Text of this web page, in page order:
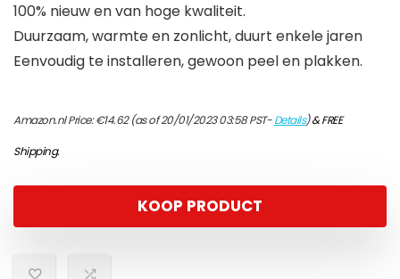
100% nieuw en van hoge kwaliteit.
Duurzaam, warmte en zonlicht, duurt enkele jaren
Eenvoudig te installeren, gewoon peel en plakken.
Amazon.nl Price:€14.62(as of 20/01/2023 03:58 PST-Details)&FREE
Shipping.
KOOP PRODUCT